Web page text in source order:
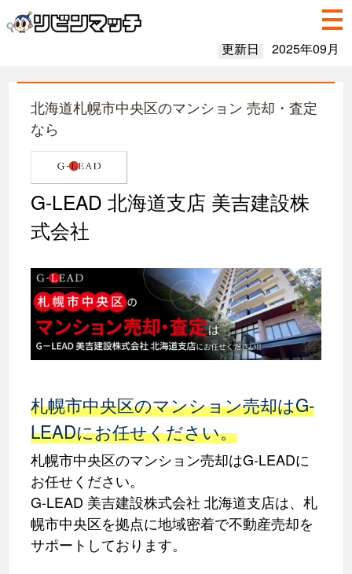
更新日 2025年09月
北海道札幌市中央区のマンション 売却・査定
なら
G-LEAD 北海道支店 美吉建設株
式会社
札幌市中央区のマンション売却はG-
LEADにお任せください。
札幌市中央区のマンション売却はG-LEADに
お任せください。
G-LEAD 美吉建設株式会社 北海道支店は、札
幌市中央区を拠点に地域密着で不動産売却を
サポートしております。